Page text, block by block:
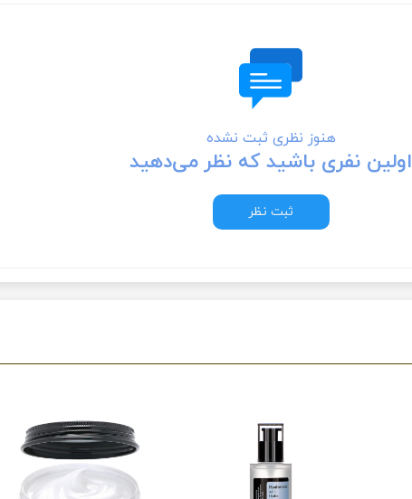
هنوز نظری ثبت نشده
اولین نفری باشید که نظر می‌دهید
ثبت نظر